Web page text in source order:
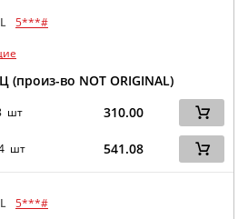
5***#
во NOT ORIGINAL)
шт 310.00
шт 541.08
5***#